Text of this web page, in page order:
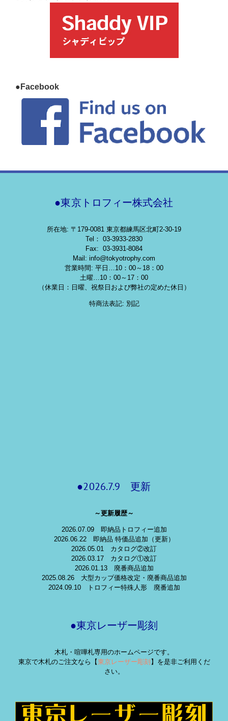
●Facebook
●東京トロフィー株式会社
所在地: 〒179-0081 東京都練馬区北町2-30-19
Tel： 03-3933-2830
Fax: 03-3931-8084
Mail: info@tokyotrophy.com
営業時間: 平日…10：00～18：00
土曜…10：00～17：00
（休業日：日曜、祝祭日および弊社の定めた休日）
特商法表記: 別記
●2026.7.9 更新
～更新履歴～
2026.07.09 即納品トロフィー追加
2026.06.22 即納品 特価品追加（更新）
2026.05.01 カタログ②改訂
2026.03.17 カタログ①改訂
2026.01.13 廃番商品追加
2025.08.26 大型カップ価格改定・廃番商品追加
2024.09.10 トロフィー特殊人形 廃番追加
●東京レーザー彫刻
木札・喧嘩札専用のホームページです。
東京で木札のご注文なら【東京レーザー彫刻 】を是非ご利用くだ
さい。